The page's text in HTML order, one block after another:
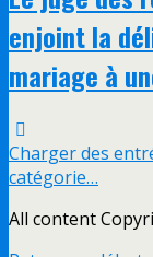
enjoint la
mariage à
Charger des
catégorie…
All content